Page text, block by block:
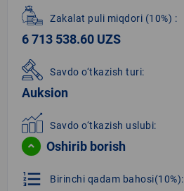
Zakalat puli miqdori (10%) :
6 713 538.60 UZS
Savdo o‘tkazish turi:
Auksion
Savdo o‘tkazish uslubi:
Oshirib borish
format_list_numbered Birinchi qadam bahosi(10%):